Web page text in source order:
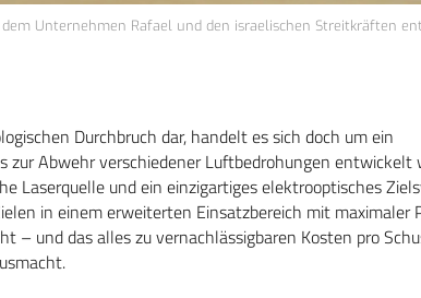
Unternehmen Rafael und den israelischen Streitkräften
Durchbruch dar, handelt es sich doch um ein
zur Abwehr verschiedener Luftbedrohungen entwickelt
Laserquelle und ein einzigartiges elektrooptisches
in einem erweiterten Einsatzbereich mit maximaler
– und das alles zu vernachlässigbaren Kosten pro